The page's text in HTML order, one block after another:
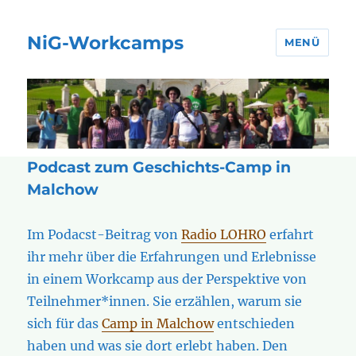
NiG-Workcamps MENÜ
Podcast zum Geschichts-Camp in
Malchow
Im Podacst-Beitrag vonRadio LOHRO erfahrt
ihr mehr über die Erfahrungen und Erlebnisse
in einem Workcamp aus der Perspektive von
Teilnehmer*innen. Sie erzählen, warum sie
sich für dasCamp in Malchowentschieden
haben und was sie dort erlebt haben. Den